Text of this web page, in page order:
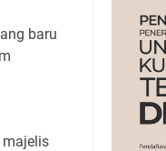
baru
majelis